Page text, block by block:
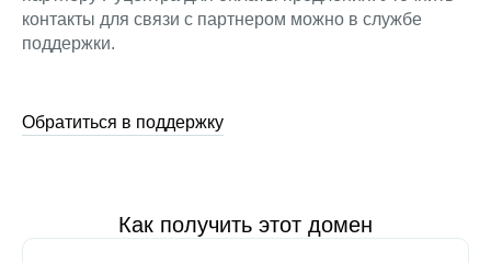
контакты для связи с партнером можно в службе
поддержки.
Обратиться в поддержку
Как получить этот домен